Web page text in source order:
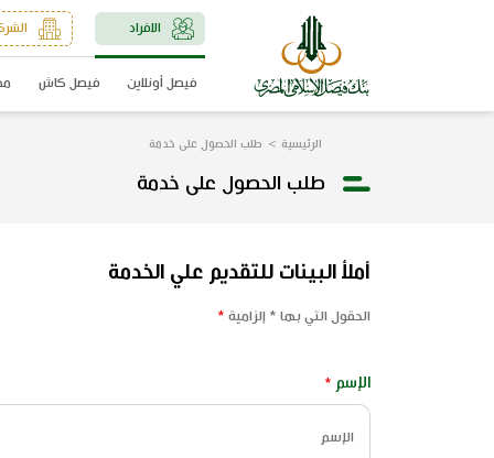
الافراد
فيصل أونلاين فيصل كاش
الرئيسية طلب الحصول على خدمة
طلب الحصول على خدمة
أملأ البينات للتقديم علي الخدمة
الحقول التي بها * إلزامية *
الإسم *